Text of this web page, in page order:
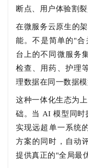
断点、用户体验割裂
在微服务云原生的
能。不是简单的"
台上的不同微服务
检查、用药、护理
理数据在同一数据
这种一体化生态为
础。当 AI 模型同时
实现远超单一系统
方案的同时，自动
提供真正的"全局最